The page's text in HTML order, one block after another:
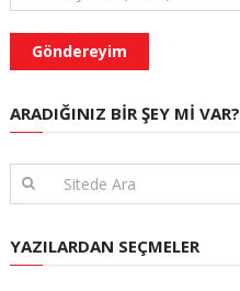
ARADIĞINIZ BIR ŞEY MI VAR?
YAZILARDAN SEÇMELER